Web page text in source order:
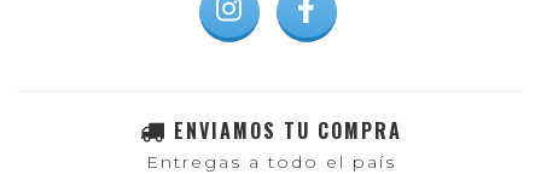
ENVIAMOS TU COMPRA
Entregas a todo el país